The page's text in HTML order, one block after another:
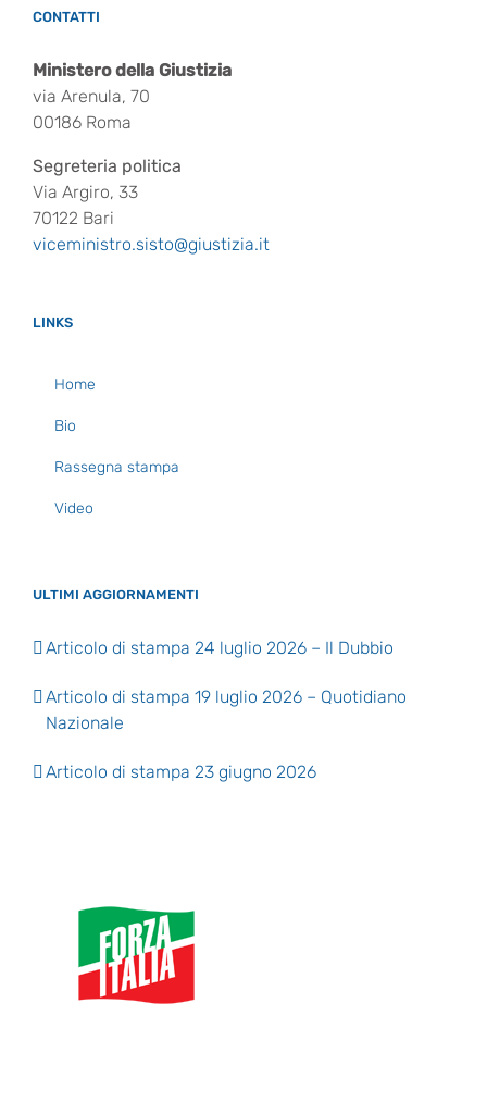
CONTATTI
Ministero della Giustizia
via Arenula, 70
00186 Roma
Segreteria politica
Via Argiro, 33
70122 Bari
viceministro.sisto@giustizia.it
LINKS
Home
Bio
Rassegna stampa
Video
ULTIMI AGGIORNAMENTI
Articolo di stampa 24 luglio 2026 – Il Dubbio
Articolo di stampa 19 luglio 2026 – Quotidiano
Nazionale
Articolo di stampa 23 giugno 2026